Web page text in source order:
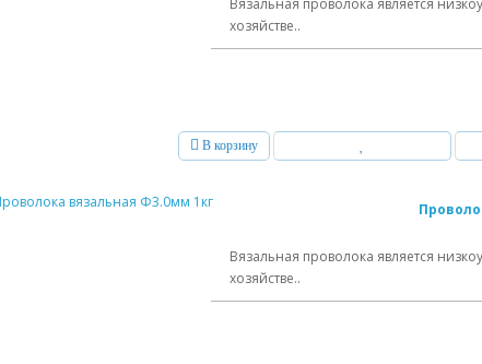
Вязальная проволока является
хозяйстве..
В корзину
Вязальная проволока является
хозяйстве..